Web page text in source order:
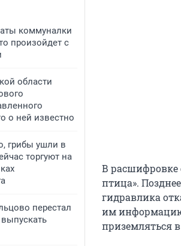
коммуналки
произойдет с
области
о ней известно
грибы ушли в
торгуют на
перестал
В расшифровке
птица».
гидравлика
им информацию
приземляться